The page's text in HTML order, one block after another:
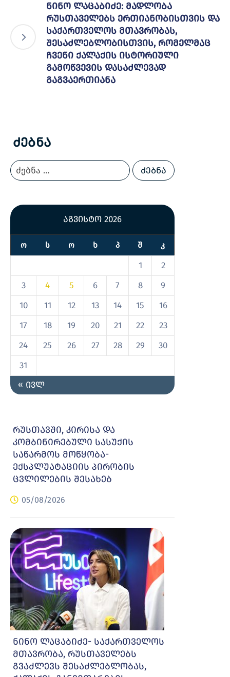
ნინო ლაცაბიძე: მადლობა
რუსთაველებს ერთიანობისთვის და
საქართველოს მთავრობას,
შესაძლებლობისთვის, რომელმაც
ჩვენი ქალაქის ისტორიული
გამოწვევის დასაძლევად
გაგვაერთიანა
Ძებნა
აგვისტო 2026
Ო Ს Ო Ხ Პ Შ Კ
1
2
3
4 5 6 7 8
9
10
11 12 13 14 15
16
17
18 19 20 21 22
23
24
25 26 27 28 29
30
31
« ივლ
რუსთავში, კირისა და
კომბინირებული სასუქის
საწარმოს მოწყობა-
ექსპლუატაციის პირობის
ცვლილების შესახებ
05/08/2026
ნინო ლაცაბიძე- საქართველოს
მთავრობა, რუსთაველებს
გვაძლევს შესაძლებლობას,